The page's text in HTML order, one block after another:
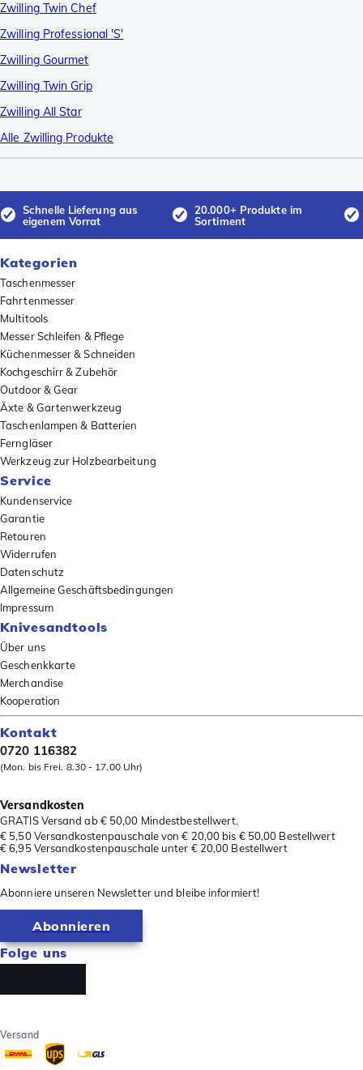
Zwilling Twin Chef
Zwilling Professional 'S'
Zwilling Gourmet
Zwilling Twin Grip
Zwilling All Star
Alle Zwilling Produkte
Schnelle Lieferung aus
eigenem Vorrat
20.000+ Produkte im
Sortiment
Kategorien
Taschenmesser
Fahrtenmesser
Multitools
Messer Schleifen & Pflege
Küchenmesser & Schneiden
Kochgeschirr & Zubehör
Outdoor & Gear
Äxte & Gartenwerkzeug
Taschenlampen & Batterien
Ferngläser
Werkzeug zur Holzbearbeitung
Service
Kundenservice
Garantie
Retouren
Widerrufen
Datenschutz
Allgemeine Geschäftsbedingungen
Impressum
Knivesandtools
Über uns
Geschenkkarte
Merchandise
Kooperation
Kontakt
0720 116382
(Mon. bis Frei. 8.30 - 17.00 Uhr)
Versandkosten
GRATIS Versand ab € 50,00 Mindestbestellwert.
€ 5,50 Versandkostenpauschale von € 20,00 bis € 50,00 Bestellwert
€ 6,95 Versandkostenpauschale unter € 20,00 Bestellwert
Newsletter
Abonniere unseren Newsletter und bleibe informiert!
Abonnieren
Folge uns
Versand